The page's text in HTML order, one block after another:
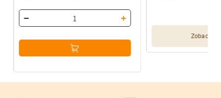
cena
wynosiła:
101,40 zł.
cena
wynosi:
81,12 zł.
Zobacz